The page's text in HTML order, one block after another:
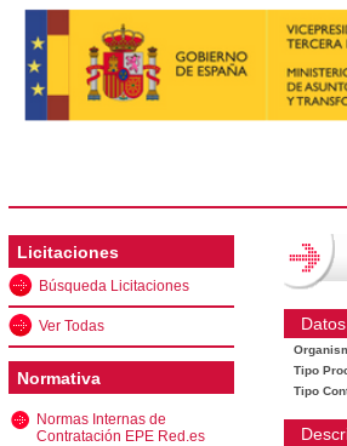
Licitaciones
Búsqueda Licitaciones
Ver Todas
Normativa
Normas Internas de
Contratación EPE Red.es
Tipo
Tipo